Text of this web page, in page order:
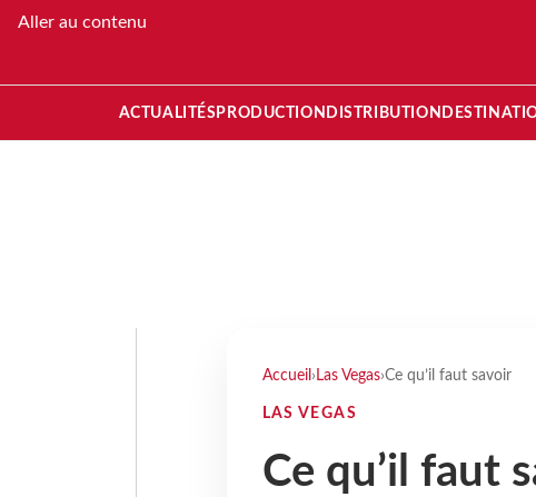
Aller au contenu
ACTUALITÉS PRODUCTION DISTRIBUTION
Accueil › Las Vegas›Ce qu’il faut savoir
LAS VEGAS
Ce qu’il faut